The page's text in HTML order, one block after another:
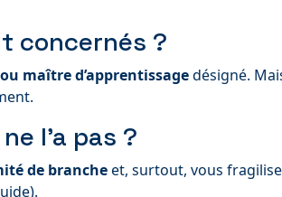
concernés ?
maître d’apprentissagedésigné.
l’a pas ?
de brancheet, surtout, vous